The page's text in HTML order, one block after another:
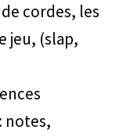
cordes, les
jeu, (slap,
notes,